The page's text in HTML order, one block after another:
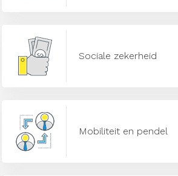
Sociale zekerheid
Mobiliteit en pendel